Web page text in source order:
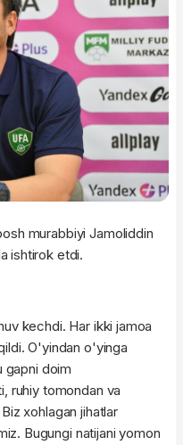
murabbiyi Jamoliddin
ishtirok etdi.
kechdi. Har ikki jamoa
O'yindan o'yinga
gapni doim
ruhiy tomondan va
xohlagan jihatlar
Bugungi natijani yomon